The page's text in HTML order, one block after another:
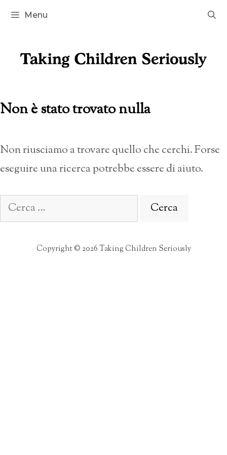
Vai
Menu
Non è stato trovato nulla
Non riusciamo a trovare quello che cerchi. Forse
eseguire una ricerca potrebbe essere di aiuto.
Ricerca
per:
Copyright © 2026 Taking Children Seriously